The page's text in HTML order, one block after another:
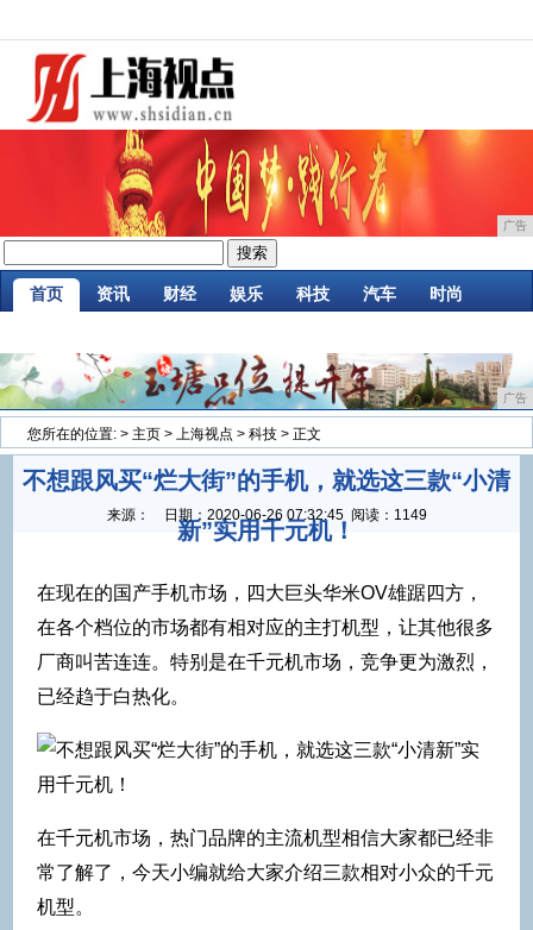
广告
首页 资讯 财经 娱乐 科技 汽车 时尚
广告
您所在的位置: > 主页 > 上海视点 > 科技 > 正文
不想跟风买“烂大街”的手机，就选这三款“小清
新”实用千元机！
来源： 日期： 2020-06-26 07:32:45 阅读：1149
在现在的国产手机市场，四大巨头华米OV雄踞四方，
在各个档位的市场都有相对应的主打机型，让其他很多
厂商叫苦连连。特别是在千元机市场，竞争更为激烈，
已经趋于白热化。
在千元机市场，热门品牌的主流机型相信大家都已经非
常了解了，今天小编就给大家介绍三款相对小众的千元
机型。